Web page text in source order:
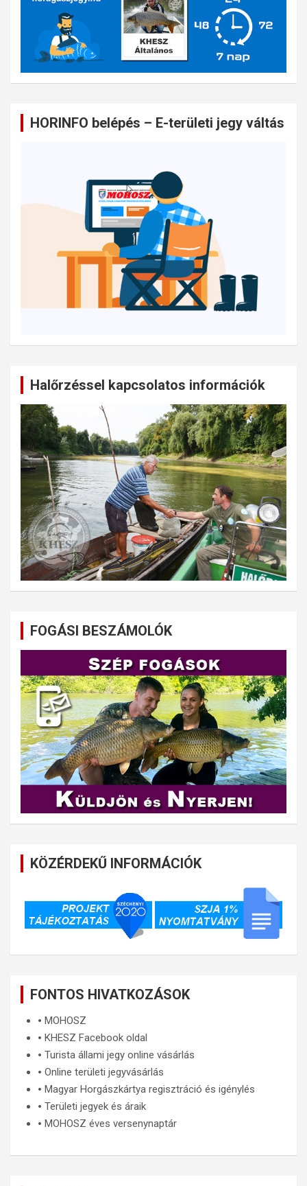
HORINFO belépés – E-területi jegy váltás
Halőrzéssel kapcsolatos információk
FOGÁSI BESZÁMOLÓK
KÖZÉRDEKŰ INFORMÁCIÓK
FONTOS HIVATKOZÁSOK
🞄 MOHOSZ
🞄 KHESZ Facebook oldal
🞄 Turista állami jegy online vásárlás
🞄 Online területi jegyvásárlás
🞄 Magyar Horgászkártya regisztráció és igénylés
🞄 Területi jegyek és áraik
🞄 MOHOSZ éves versenynaptár